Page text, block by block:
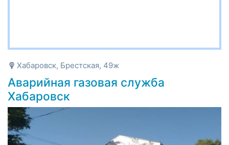
Хабаровск, Брестская, 49ж
Аварийная газовая служба
Хабаровск